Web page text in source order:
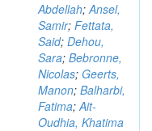
Abdellah;Ansel,
Samir; Fettata,
Said; Dehou,
Sara; Bebronne,
Nicolas; Geerts,
Manon; Balharbi,
Fatima;Ait-
Oudhia, Khatima